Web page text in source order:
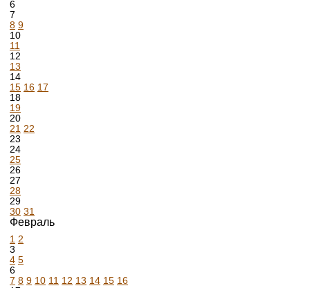
6
7
8 9
10
11
12
13
14
15 16 17
18
19
20
21 22
23
24
25
26
27
28
29
30 31
Февраль
1 2
3
4 5
6
7 8 9 10 11 12 13 14 15 16